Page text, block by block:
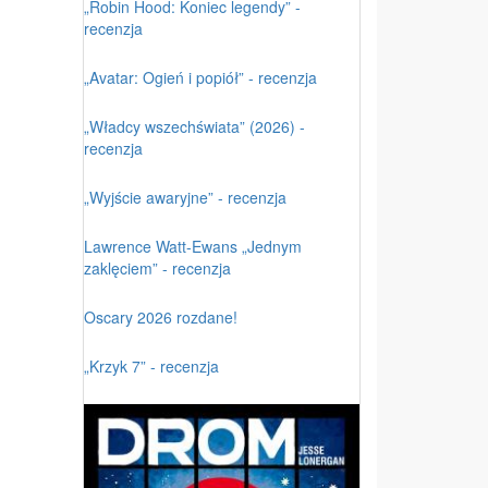
„Robin Hood: Koniec legendy” -
recenzja
„Avatar: Ogień i popiół” - recenzja
„Władcy wszechświata” (2026) -
recenzja
„Wyjście awaryjne” - recenzja
Lawrence Watt-Ewans „Jednym
zaklęciem” - recenzja
Oscary 2026 rozdane!
„Krzyk 7” - recenzja